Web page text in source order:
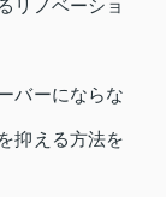
リノベーショ
バーにならな
抑える方法を